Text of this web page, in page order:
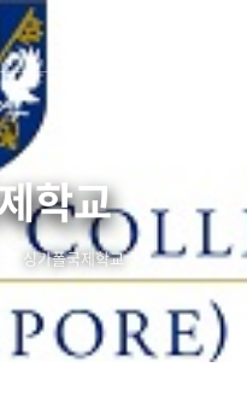
학교
싱가폴국제학교